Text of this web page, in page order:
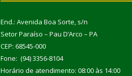
End.: Avenida Boa Sorte, s/n
Setor Paraíso – Pau D’Arco – PA
CEP: 68545-000
Fone: (94) 3356-8104
Horário de atendimento: 08:00 às 14:00